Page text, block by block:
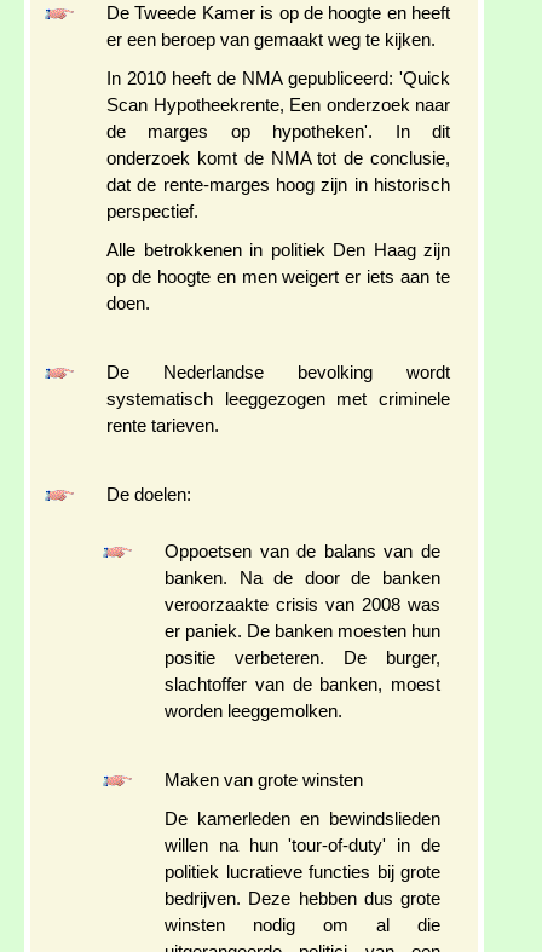
De Tweede Kamer is op de hoogte en heeft
er een beroep van gemaakt weg te kijken.
In 2010 heeft de NMA gepubliceerd: 'Quick
Scan Hypotheekrente, Een onderzoek naar
de marges op hypotheken'. In dit
onderzoek komt de NMA tot de conclusie,
dat de rente-marges hoog zijn in historisch
perspectief.
Alle betrokkenen in politiek Den Haag zijn
op de hoogte en men weigert er iets aan te
doen.
De Nederlandse bevolking wordt
systematisch leeggezogen met criminele
rente tarieven.
De doelen:
Oppoetsen van de balans van de
banken. Na de door de banken
veroorzaakte crisis van 2008 was
er paniek. De banken moesten hun
positie verbeteren. De burger,
slachtoffer van de banken, moest
worden leeggemolken.
Maken van grote winsten
De kamerleden en bewindslieden
willen na hun 'tour-of-duty' in de
politiek lucratieve functies bij grote
bedrijven. Deze hebben dus grote
winsten nodig om al die